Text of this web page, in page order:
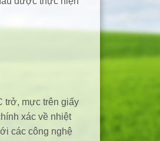
trở, mực trên giấy
xác về nhiệt
các công nghệ